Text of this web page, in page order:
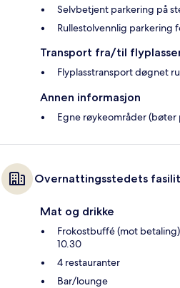
Selvbetjent parkering på
Rullestolvennlig parkering
Transport fra/til
Flyplasstransport døgnet
Annen informasjon
Egne røykeområder (bøter
Overnattingsstedets
Mat og drikke
Frokostbuffé (mot
10.30
4 restauranter
Bar/lounge